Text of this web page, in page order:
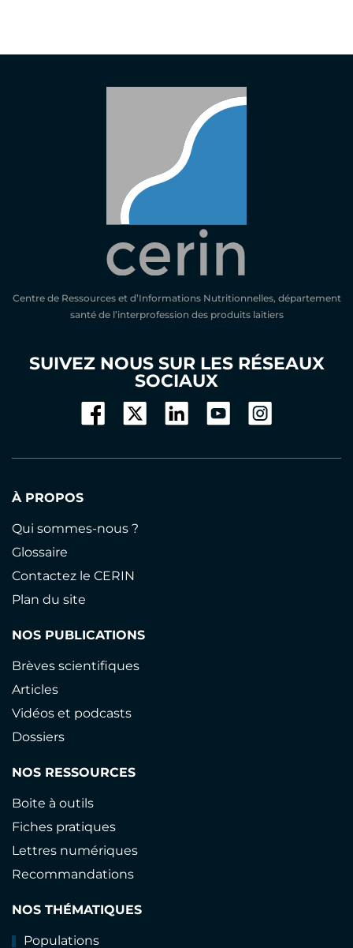
Centre de Ressources et d’Informations Nutritionnelles, département
santé de l’interprofession des produits laitiers
SUIVEZ NOUS SUR LES RÉSEAUX
SOCIAUX
À PROPOS
Qui sommes-nous ?
Glossaire
Contactez le CERIN
Plan du site
NOS PUBLICATIONS
Brèves scientifiques
Articles
Vidéos et podcasts
Dossiers
NOS RESSOURCES
Boite à outils
Fiches pratiques
Lettres numériques
Recommandations
NOS THÉMATIQUES
Populations